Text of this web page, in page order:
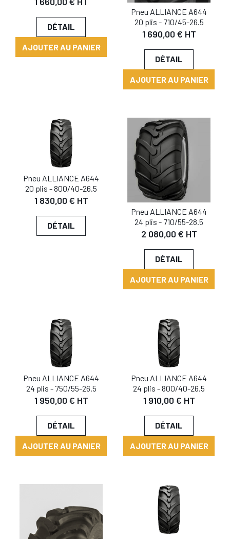
DÉTAIL
AJOUTER AU PANIER
Pneu ALLIANCE A644
20 plis - 710/45-26.5
1 690,00 € HT
DÉTAIL
AJOUTER AU PANIER
Pneu ALLIANCE A644
20 plis - 800/40-26.5
1 830,00 € HT
DÉTAIL
Pneu ALLIANCE A644
24 plis - 710/55-28.5
2 080,00 € HT
DÉTAIL
AJOUTER AU PANIER
Pneu ALLIANCE A644
24 plis - 750/55-26.5
1 950,00 € HT
DÉTAIL
AJOUTER AU PANIER
Pneu ALLIANCE A644
24 plis - 800/40-26.5
1 910,00 € HT
DÉTAIL
AJOUTER AU PANIER